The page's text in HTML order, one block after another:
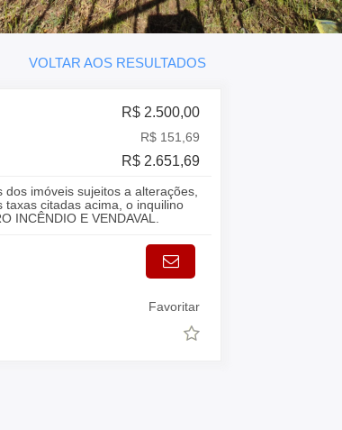
VOLTAR AOS RESULTADOS
R$ 2.500,00
R$ 151,69
R$ 2.651,69
imóveis sujeitos a alterações,
taxas citadas acima, o inquilino
INCÊNDIO E VENDAVAL.
Favoritar